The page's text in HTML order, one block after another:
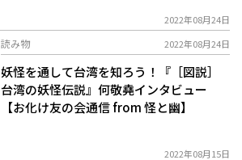
2022年08月24日
読み物 2022年08月24日
妖怪を通して台湾を知ろう！『［図説］
台湾の妖怪伝説』何敬堯インタビュー
【お化け友の会通信 from 怪と幽】
2022年08月15日